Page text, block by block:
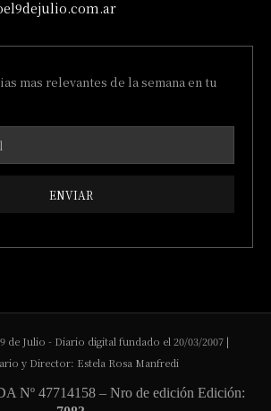
mas relevantes de la semana en tu
ENVIAR
de Julio - Diario digital fundado el 20/03/2007 |
y Director: Estela Rosa Manfredi
Nº 47714158 – Nro de edición Edición: